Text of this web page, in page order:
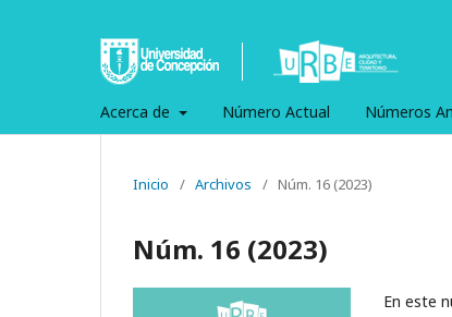
Acerca de Número Actual Números
Inicio / Archivos / Núm. 16 (2023)
Núm. 16 (2023)
En este